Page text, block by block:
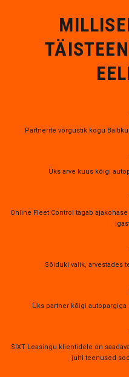
Partnerite võrgustik kogu
Üks arve kuus kõigi
Online Fleet Control tagab
Sõiduki valik, arvestades
Üks partner kõigi
SIXT Leasingu klientidele on
juhi teenused